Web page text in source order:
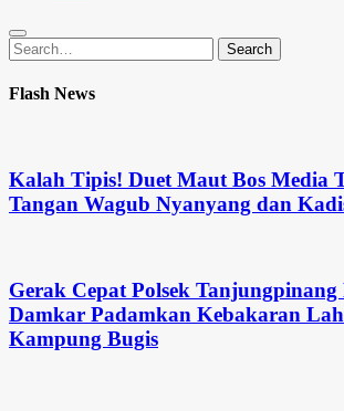
Search
for:
Search
Flash News
Kalah Tipis! Duet Maut Bos Media
Tangan Wagub Nyanyang dan
Gerak Cepat Polsek
Damkar Padamkan Kebakaran
Kampung Bugis